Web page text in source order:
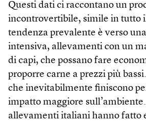
Questi dati ci raccontano un
incontrovertibile, simile in tutto
tendenza prevalente è verso
intensiva, allevamenti con un
di capi, che possano fare
proporre carne a prezzi più
che inevitabilmente finiscono
impatto maggiore
allevamenti italiani hanno fatto